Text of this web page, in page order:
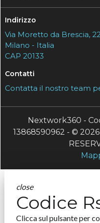
Indirizzo
Via Moretto da Brescia, 22
Milano - Italia
CAP 20133
Contatti
Contatta il nostro team
Nextwork360 -
13868590962 - ©
close
Codice
Clicca sul pulsante per